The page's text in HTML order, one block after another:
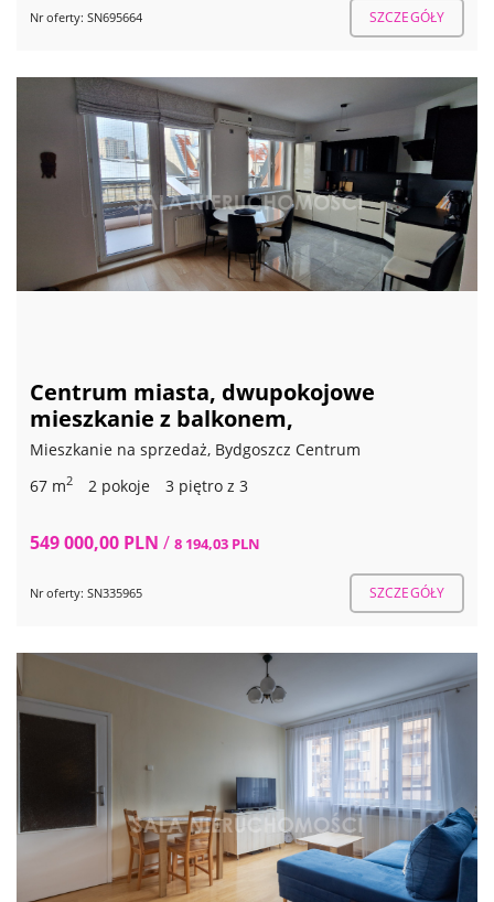
Nr oferty: SN695664 SZCZEGÓŁY
Centrum miasta, dwupokojowe
mieszkanie z balkonem,
Mieszkanie na sprzedaż, Bydgoszcz Centrum
67 m2 2 pokoje 3 piętro z 3
549 000,00 PLN / 8 194,03 PLN
Nr oferty: SN335965 SZCZEGÓŁY